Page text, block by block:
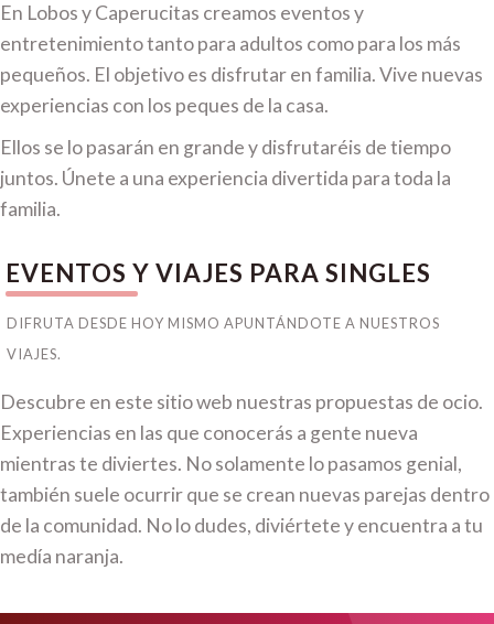
En Lobos y Caperucitas creamos eventos y
entretenimiento tanto para adultos como para los más
pequeños. El objetivo es disfrutar en familia. Vive nuevas
experiencias con los peques de la casa.
Ellos se lo pasarán en grande y disfrutaréis de tiempo
juntos. Únete a una experiencia divertida para toda la
familia.
EVENTOS Y VIAJES PARA SINGLES
DIFRUTA DESDE HOY MISMO APUNTÁNDOTE A NUESTROS
VIAJES.
Descubre en este sitio web nuestras propuestas de ocio.
Experiencias en las que conocerás a gente nueva
mientras te diviertes. No solamente lo pasamos genial,
también suele ocurrir que se crean nuevas parejas dentro
de la comunidad. No lo dudes, diviértete y encuentra a tu
medía naranja.